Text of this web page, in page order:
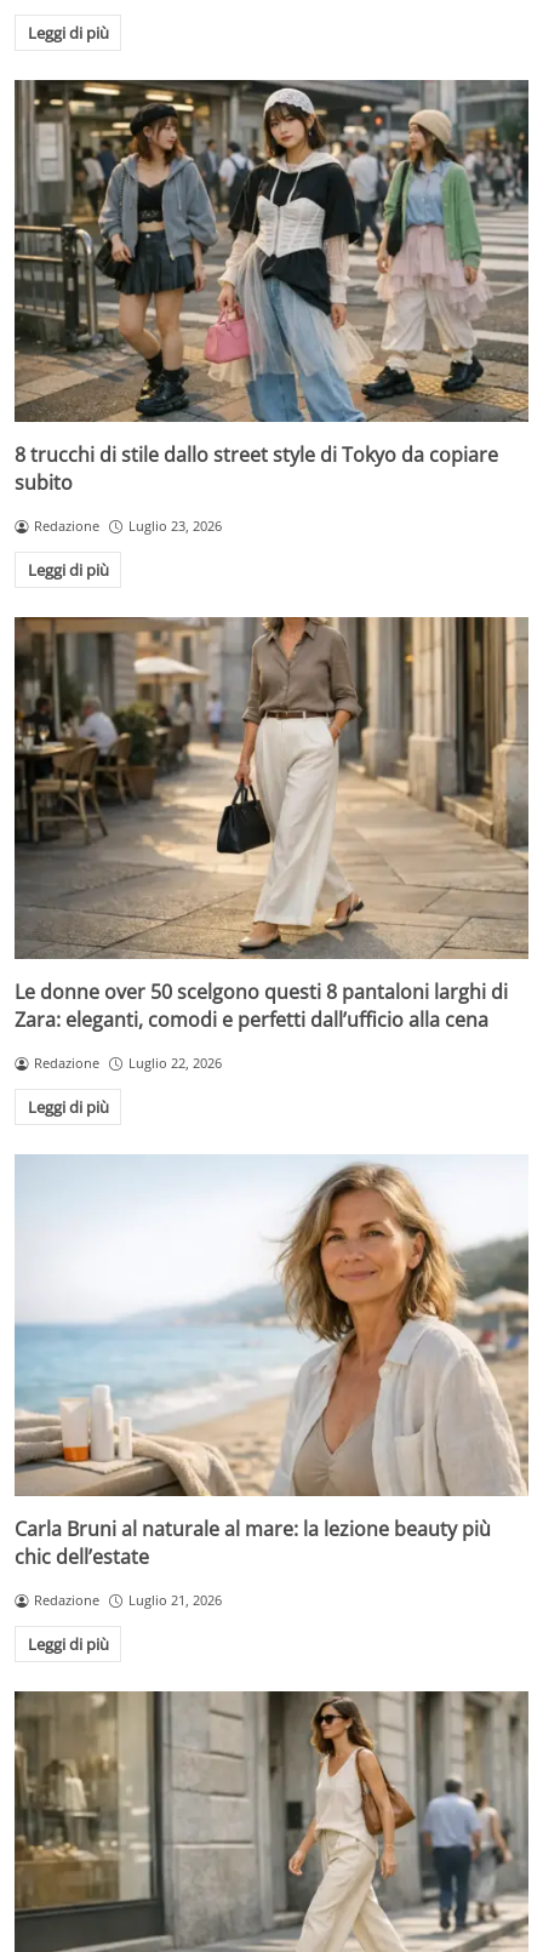
Leggi di più
8 trucchi di stile dallo street style di Tokyo da copiare
subito
Redazione Luglio 23, 2026
Leggi di più
Le donne over 50 scelgono questi 8 pantaloni larghi di
Zara: eleganti, comodi e perfetti dall’ufficio alla cena
Redazione Luglio 22, 2026
Leggi di più
Carla Bruni al naturale al mare: la lezione beauty più
chic dell’estate
Redazione Luglio 21, 2026
Leggi di più